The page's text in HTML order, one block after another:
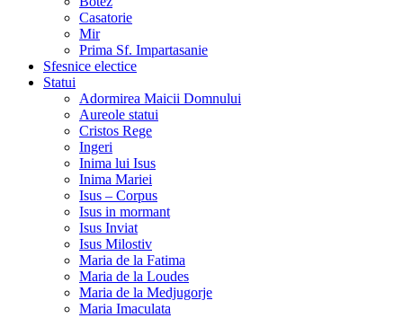
Casatorie
Mir
Prima Sf. Impartasanie
Sfesnice electice
Statui
Adormirea Maicii Domnului
Aureole statui
Cristos Rege
Ingeri
Inima lui Isus
Inima Mariei
Isus – Corpus
Isus in mormant
Isus Inviat
Isus Milostiv
Maria de la Fatima
Maria de la Loudes
Maria de la Medjugorje
Maria Imaculata